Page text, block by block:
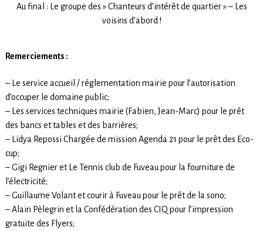
Au final : Le groupe des » Chanteurs d’intérêt de quartier » – Les
voisins d’abord !
Remerciements :
– Le service accueil / réglementation mairie pour l’autorisation
d’occuper le domaine public;
– Les services techniques mairie (Fabien, Jean-Marc) pour le prêt
des bancs et tables et des barrières;
– Lidya Repossi Chargée de mission Agenda 21 pour le prêt des Eco-
cup;
– Gigi Regnier et Le Tennis club de Fuveau pour la fourniture de
l’électricité;
– Guillaume Volant et courir à Fuveau pour le prêt de la sono;
– Alain Pèlegrin et la Confédération des CIQ pour l’impression
gratuite des Flyers;